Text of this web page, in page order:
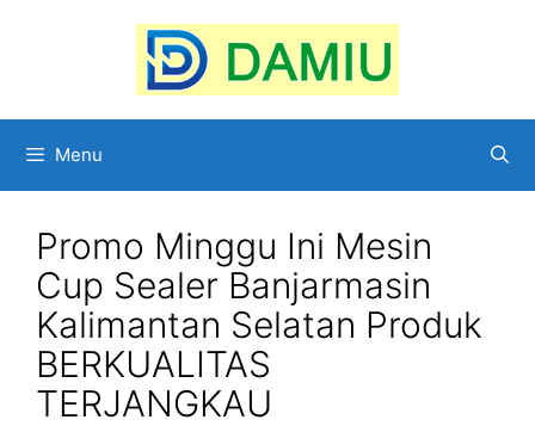
Menu
Promo Minggu Ini Mesin
Cup Sealer Banjarmasin
Kalimantan Selatan Produk
BERKUALITAS
TERJANGKAU